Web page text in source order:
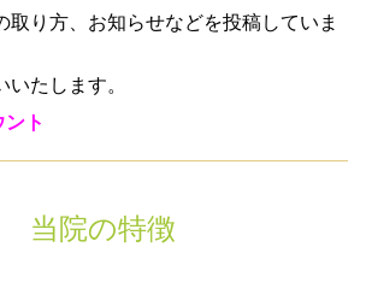
取り方、お知らせなどを投稿していま
たします。
ト
当院の特徴